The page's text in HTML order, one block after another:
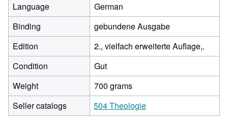
Language
German
Binding
gebundene Ausgabe
Edition
2., vielfach erweiterte Auflage,.
Condition
Gut
Weight
700 grams
Seller catalogs
504 Theologie